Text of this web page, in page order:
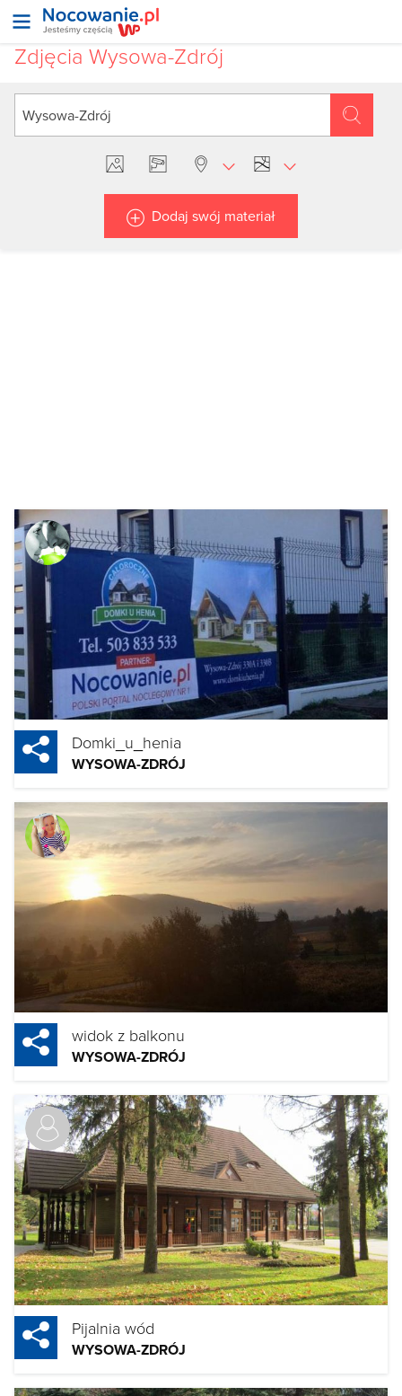
Zdjęcia Wysowa-Zdrój
Dodaj swój materiał
Domki_u_henia
WYSOWA-ZDRÓJ
widok z balkonu
WYSOWA-ZDRÓJ
Pijalnia wód
WYSOWA-ZDRÓJ